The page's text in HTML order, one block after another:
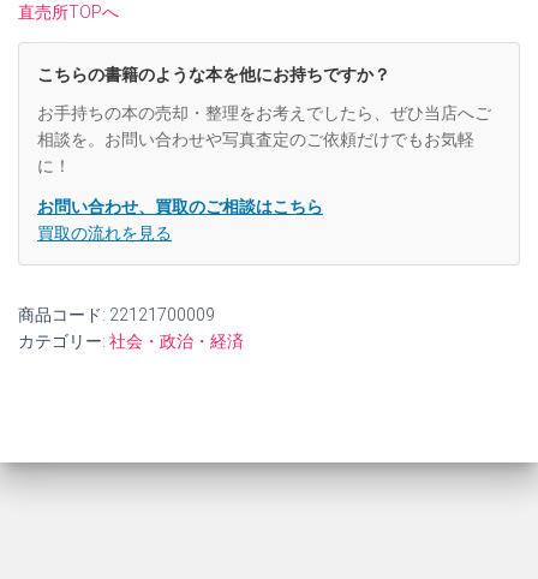
直売所TOPへ
こちらの書籍のような本を他にお持ちですか？
お手持ちの本の売却・整理をお考えでしたら、ぜひ当店へご
相談を。お問い合わせや写真査定のご依頼だけでもお気軽
に！
お問い合わせ、買取のご相談はこちら
買取の流れを見る
商品コード: 22121700009
カテゴリー: 社会・政治・経済